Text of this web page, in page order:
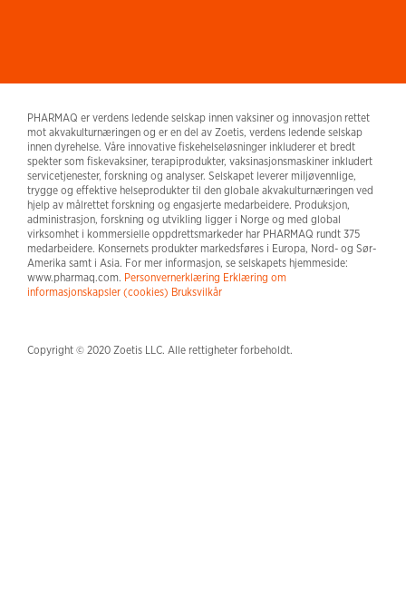
PHARMAQ er verdens ledende selskap innen vaksiner og innovasjon rettet
mot akvakulturnæringen og er en del av Zoetis, verdens ledende selskap
innen dyrehelse. Våre innovative fiskehelseløsninger inkluderer et bredt
spekter som fiskevaksiner, terapiprodukter, vaksinasjonsmaskiner inkludert
servicetjenester, forskning og analyser. Selskapet leverer miljøvennlige,
trygge og effektive helseprodukter til den globale akvakulturnæringen ved
hjelp av målrettet forskning og engasjerte medarbeidere. Produksjon,
administrasjon, forskning og utvikling ligger i Norge og med global
virksomhet i kommersielle oppdrettsmarkeder har PHARMAQ rundt 375
medarbeidere. Konsernets produkter markedsføres i Europa, Nord- og Sør-
Amerika samt i Asia. For mer informasjon, se selskapets hjemmeside:
www.pharmaq.com. Personvernerklæring Erklæring om
informasjonskapsler (cookies) Bruksvilkår
Copyright © 2020 Zoetis LLC. Alle rettigheter forbeholdt.